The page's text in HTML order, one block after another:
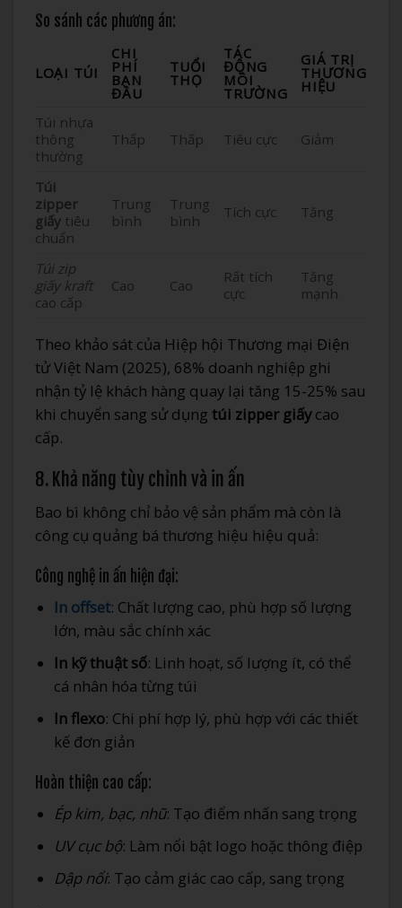
So sánh các phương án:
LOẠI TÚI
CHI
PHÍ
BAN
ĐẦU
TUỔI
THỌ
TÁC
ĐỘNG
MÔI
TRƯỜNG
GIÁ TRỊ
THƯƠNG
HIỆU
Túi nhựa
thông
thường
Thấp Thấp Tiêu cực Giảm
Túi
zipper
giấy tiêu
chuẩn
Trung
bình
Trung
bình
Tích cực Tăng
Túi zip
giấy kraft
cao cấp
Cao Cao
Rất tích
cực
Tăng
mạnh
Theo khảo sát của Hiệp hội Thương mại Điện
tử Việt Nam (2025), 68% doanh nghiệp ghi
nhận tỷ lệ khách hàng quay lại tăng 15-25% sau
khi chuyển sang sử dụng túi zipper giấycao
cấp.
8. Khả năng tùy chỉnh và in ấn
Bao bì không chỉ bảo vệ sản phẩm mà còn là
công cụ quảng bá thương hiệu hiệu quả:
Công nghệ in ấn hiện đại:
In offset: Chất lượng cao, phù hợp số lượng
lớn, màu sắc chính xác
In kỹ thuật số: Linh hoạt, số lượng ít, có thể
cá nhân hóa từng túi
In flexo: Chi phí hợp lý, phù hợp với các thiết
kế đơn giản
Hoàn thiện cao cấp:
Ép kim, bạc, nhũ: Tạo điểm nhấn sang trọng
UV cục bộ: Làm nổi bật logo hoặc thông điệp
Dập nổi: Tạo cảm giác cao cấp, sang trọng